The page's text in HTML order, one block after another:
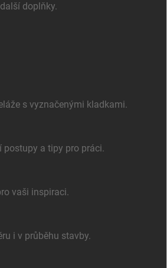
doplňky.
s vyznačenými kladkami.
postupy a tipy pro práci.
vaši inspiraci.
i v průběhu stavby.